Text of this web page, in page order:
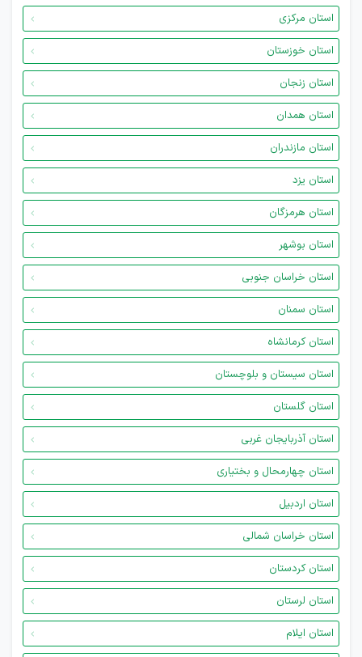
استان مرکزی
استان خوزستان
استان زنجان
استان همدان
استان مازندران
استان یزد
استان هرمزگان
استان بوشهر
استان خراسان جنوبی
استان سمنان
استان کرمانشاه
استان سیستان و بلوچستان
استان گلستان
استان آذربایجان غربی
استان چهارمحال و بختیاری
استان اردبیل
استان خراسان شمالی
استان کردستان
استان لرستان
استان ایلام